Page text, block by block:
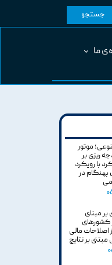
جستجو
ما
موتور
ریزی بر
با رویکرد
در
بر مبنای
کشورهای
اصلاحات مالی
بر نتایج